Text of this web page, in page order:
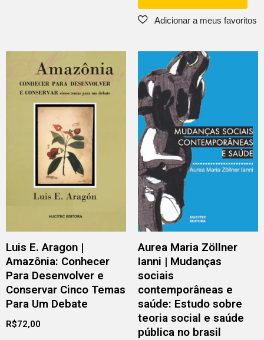
Luis E. Aragon |
Amazônia: Conhecer
Para Desenvolver e
Conservar Cinco Temas
Para Um Debate
R$72,00
Aurea Maria Zöllner
Ianni | Mudanças
sociais
contemporâneas e
saúde: Estudo sobre
teoria social e saúde
pública no brasil